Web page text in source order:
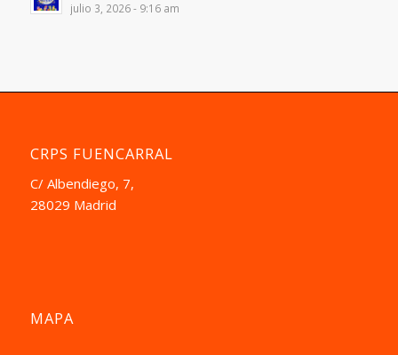
julio 3, 2026 - 9:16 am
CRPS FUENCARRAL
C/ Albendiego, 7,
28029 Madrid
MAPA